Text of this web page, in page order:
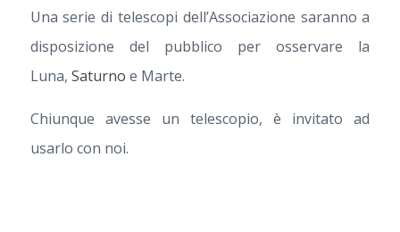
Una serie di telescopi dell’Associazione saranno a
disposizione del pubblico per osservare la
Luna, Saturno e Marte.
Chiunque avesse un telescopio, è invitato ad
usarlo con noi.